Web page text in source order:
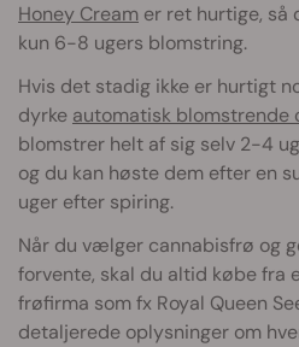
Honey Cream er ret hurtige, så
kun 6-8 ugers blomstring.
Hvis det stadig ikke er hurtigt
dyrke automatisk blomstrende
blomstrer helt af sig selv 2-4
og du kan høste dem efter en
uger efter spiring.
Når du vælger cannabisfrø og
forvente, skal du altid købe fra
frøfirma som fx Royal Queen
detaljerede oplysninger om